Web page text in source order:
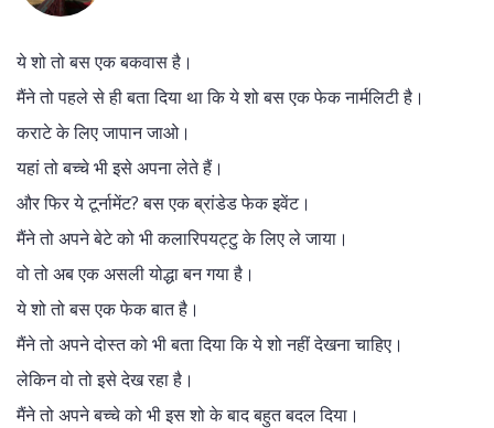
ये शो तो बस एक बकवास है।
मैंने तो पहले से ही बता दिया था कि ये शो बस एक फेक नार्मलिटी है।
कराटे के लिए जापान जाओ।
यहां तो बच्चे भी इसे अपना लेते हैं।
और फिर ये टूर्नामेंट? बस एक ब्रांडेड फेक इवेंट।
मैंने तो अपने बेटे को भी कलारिपयट्टु के लिए ले जाया।
वो तो अब एक असली योद्धा बन गया है।
ये शो तो बस एक फेक बात है।
मैंने तो अपने दोस्त को भी बता दिया कि ये शो नहीं देखना चाहिए।
लेकिन वो तो इसे देख रहा है।
मैंने तो अपने बच्चे को भी इस शो के बाद बहुत बदल दिया।